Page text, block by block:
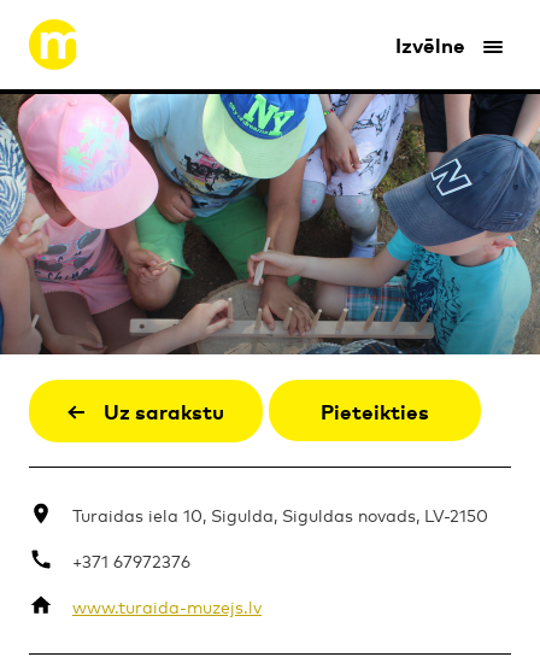
Izvēlne
Uz sarakstu Pieteikties
Turaidas iela 10, Sigulda, Siguldas novads, LV-2150
+371 67972376
www.turaida-muzejs.lv